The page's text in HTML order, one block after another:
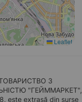
Leaflet
ТОВАРИСТВО З
"ГЕЙММАРКЕТ",
este extrasă din surse